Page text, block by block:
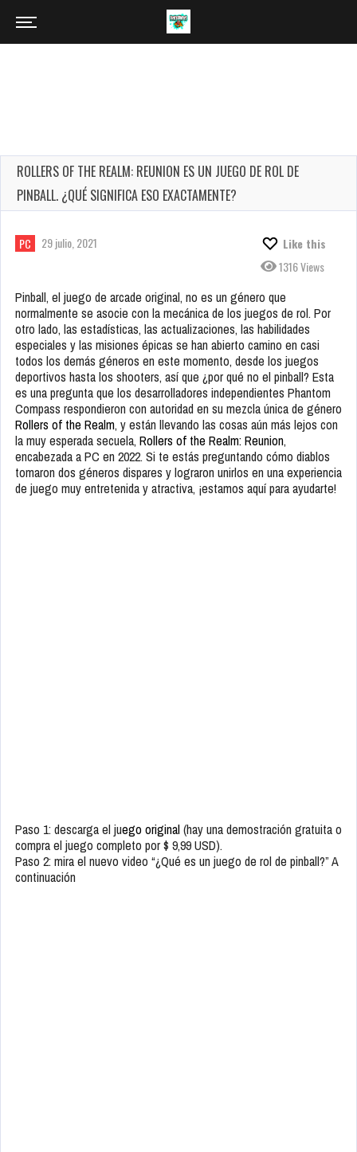
ROLLERS OF THE REALM: REUNION ES UN JUEGO DE ROL DE
PINBALL. ¿QUÉ SIGNIFICA ESO EXACTAMENTE?
PC 29 julio, 2021
Like this
1316 Views
Pinball, el juego de arcade original, no es un género que
normalmente se asocie con la mecánica de los juegos de rol. Por
otro lado, las estadísticas, las actualizaciones, las habilidades
especiales y las misiones épicas se han abierto camino en casi
todos los demás géneros en este momento, desde los juegos
deportivos hasta los shooters, así que ¿por qué no el pinball? Esta
es una pregunta que los desarrolladores independientes Phantom
Compass respondieron con autoridad en su mezcla única de género
Rollers of the Realm, y están llevando las cosas aún más lejos con
la muy esperada secuela, Rollers of the Realm: Reunion,
encabezada a PC en 2022. Si te estás preguntando cómo diablos
tomaron dos géneros dispares y lograron unirlos en una experiencia
de juego muy entretenida y atractiva, ¡estamos aquí para ayudarte!
Paso 1: descarga el juego original(hay una demostración gratuita o
compra el juego completo por $ 9,99 USD).
Paso 2: mira el nuevo video “¿Qué es un juego de rol de pinball?” A
continuación